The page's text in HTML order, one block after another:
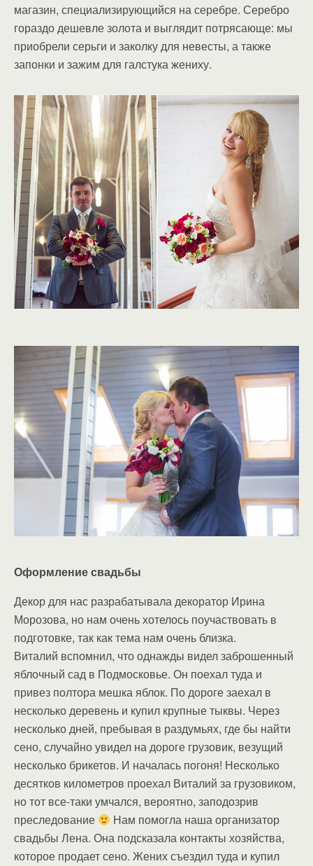
магазин, специализирующийся на серебре. Серебро
гораздо дешевле золота и выглядит потрясающе: мы
приобрели серьги и заколку для невесты, а также
запонки и зажим для галстука жениху.
Оформление свадьбы
Декор для нас разрабатывала декоратор Ирина
Морозова, но нам очень хотелось поучаствовать в
подготовке, так как тема нам очень близка.
Виталий вспомнил, что однажды видел заброшенный
яблочный сад в Подмосковье. Он поехал туда и
привез полтора мешка яблок. По дороге заехал в
несколько деревень и купил крупные тыквы. Через
несколько дней, пребывая в раздумьях, где бы найти
сено, случайно увидел на дороге грузовик, везущий
несколько брикетов. И началась погоня! Несколько
десятков километров проехал Виталий за грузовиком,
но тот все-таки умчался, вероятно, заподозрив
преследование
Нам помогла наша организатор
свадьбы Лена. Она подсказала контакты хозяйства,
которое продает сено. Жених съездил туда и купил